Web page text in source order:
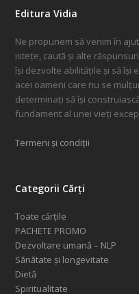
Editura Vidia
Ne propunem să venim în
istețe, caută și alte
își dezvolte abilitățile și să își
acei oameni care nu se
determinați să își
fundament al unei vieți
Termeni și condiții
Categorii Cărți
Toate cărțile
PACHETE PROMO
Dezvoltare umană – NLP
Sănătate și longevitate
Dietă
Spiritualitate